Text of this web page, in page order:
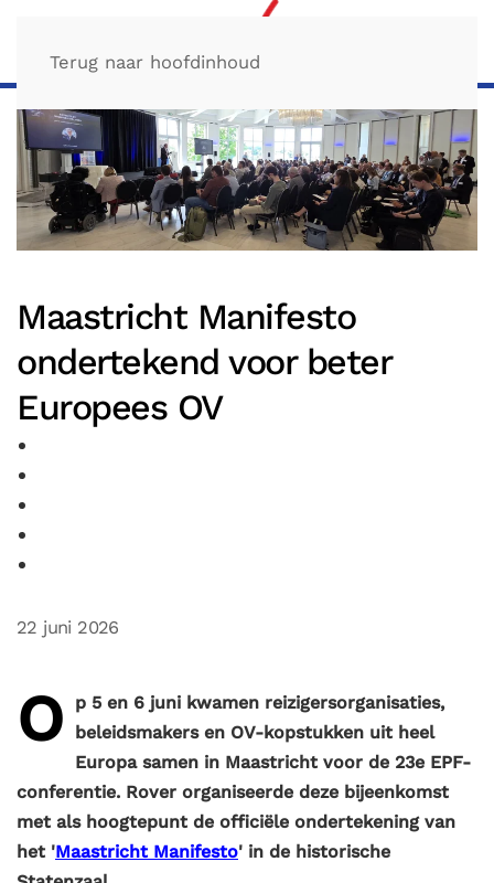
Terug naar hoofdinhoud
Maastricht Manifesto
ondertekend voor beter
Europees OV
22 juni 2026
O
p 5 en 6 juni kwamen reizigersorganisaties,
beleidsmakers en OV-kopstukken uit heel
Europa samen in Maastricht voor de 23e EPF-
conferentie. Rover organiseerde deze bijeenkomst
met als hoogtepunt de officiële ondertekening van
het 'Maastricht Manifesto' in de historische